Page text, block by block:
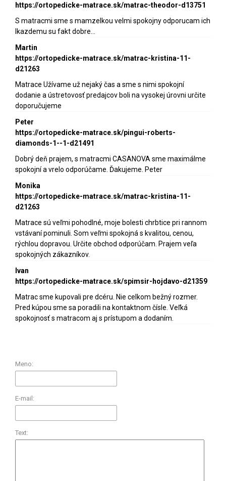
https://ortopedicke-matrace.sk/matrac-theodor-d13751
S matracmi sme s mamzelkou velmi spokojny odporucam ich
lkazdemu su fakt dobre…
Martin
https://ortopedicke-matrace.sk/matrac-kristina-11-
d21263
Matrace Užívame už nejaký čas a sme s nimi spokojní
dodanie a ústretovosť predajcov boli na vysokej úrovni určite
doporučujeme
Peter
https://ortopedicke-matrace.sk/pingui-roberts-
diamonds-1--1-d21491
Dobrý deň prajem, s matracmi CASANOVA sme maximálme
spokojní a vrelo odporúčame. Ďakujeme. Peter
Monika
https://ortopedicke-matrace.sk/matrac-kristina-11-
d21263
Matrace sú veľmi pohodlné, moje bolesti chrbtice pri rannom
vstávaní pominuli. Som veľmi spokojná s kvalitou, cenou,
rýchlou dopravou. Určite obchod odporúčam. Prajem veľa
spokojných zákazníkov.
Ivan
https://ortopedicke-matrace.sk/spimsir-hojdavo-d21359
Matrac sme kupovali pre dcéru. Nie celkom bežný rozmer.
Pred kúpou sme sa poradili na kontaktnom čísle. Veľká
spokojnosť s matracom aj s prístupom a dodaním.
Meno:
E-mail:
Text: